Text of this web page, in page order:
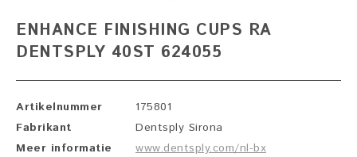
ENHANCE FINISHING CUPS RA
DENTSPLY 40ST 624055
Artikelnummer
175801
Fabrikant
Dentsply Sirona
Meer informatie
www.dentsply.com/nl-bx